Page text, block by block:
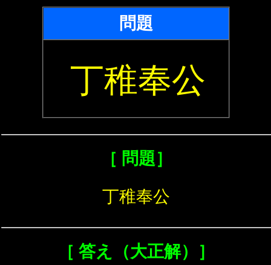
問題
丁稚奉公
［ 問題］
丁稚奉公
［ 答え（大正解）］